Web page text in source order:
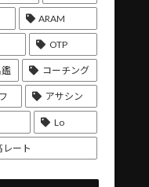
ARAM
OTP
コーチング
アサシン
Lo
レート